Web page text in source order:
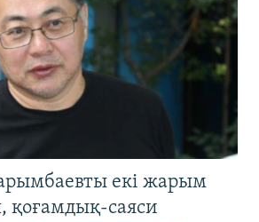
екі жарым
қоғамдық-саяси